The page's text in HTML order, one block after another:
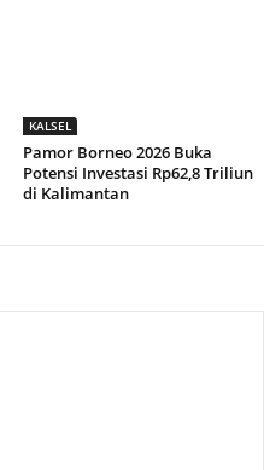
KALSEL
Pamor Borneo 2026 Buka
Potensi Investasi Rp62,8 Triliun
di Kalimantan